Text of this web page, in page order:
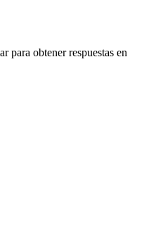
para obtener respuestas en